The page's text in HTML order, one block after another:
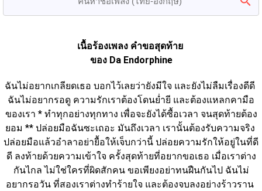
เนื้อร้องเพลง คำขอสุดท้าย
ของ Da Endorphine
ฉันไม่อยากเกลียดเธอ บอกไว้เลยว่ายังมีใจ และยังไม่ลืมเรื่องดีดี
ฉันไม่อยากรอดู ความรักเราต้องโดนย่ำยี และต้องแหลกคามือ
ของเรา * ทำทุกอย่างทุกทาง เพื่อจะยังได้ซื้อเวลา จนสุดท้ายต้อง
ยอม ** ปล่อยมือฉันซะเถอะ มันถึงเวลา เรานั้นต้องรับความจริง
ปล่อยมือแล้วอำลาอย่ายื้อให้เจ็บกว่านี้ ปล่อยความรักให้อยู่ในที่ดี
ดี ลงท้ายด้วยความเข้าใจ ครั้งสุดท้ายที่อยากขอเธอ เมื่อเราต่าง
กันไกล ไม่ใช่ใครที่ผิดสักคน ขอเพียงอย่าทนฝืนกันไป ฉันไม่
อยากรอวัน ที่สองเราต่างทำร้ายใจ และต้องจบลงอย่างร้าวราน